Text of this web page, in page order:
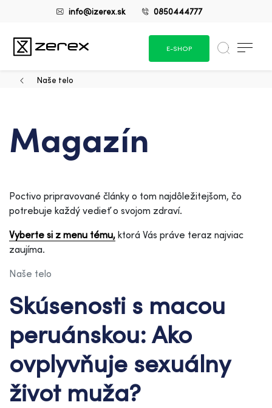
info@izerex.sk 0850444777
E-SHOP
Naše telo
Magazín
Poctivo pripravované články o tom najdôležitejšom, čo
potrebuje každý vedieť o svojom zdraví.
Vyberte si z menu tému, ktorá Vás práve teraz najviac
zaujíma.
Naše telo
Skúsenosti s macou
peruánskou: Ako
ovplyvňuje sexuálny
život muža?